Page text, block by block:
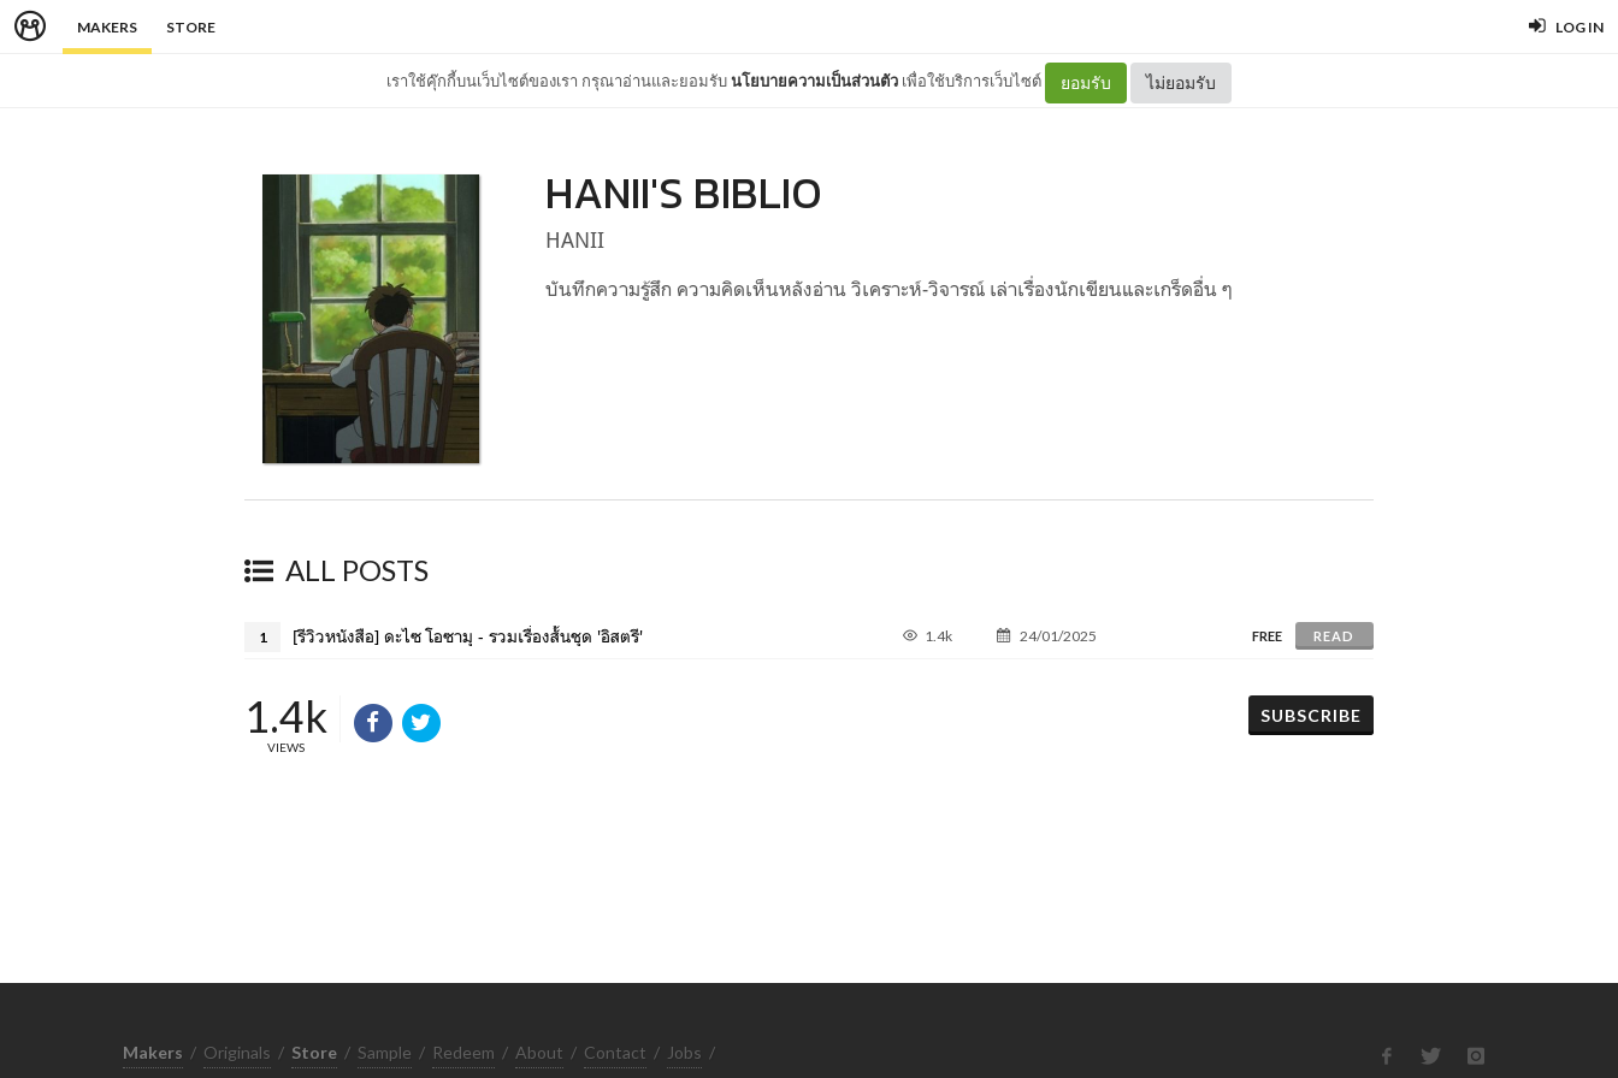
MAKERS STORE LOG IN
เราใช้คุ๊กกี้บนเว็บไซต์ของเรา กรุณาอ่านและยอมรับนโยบายความเป็นส่วนตัว เพื่อใช้บริการเว็บไซต์ ยอมรับ ไม่ยอมรับ
HANII'S BIBLIO
HANII
บันทึกความรู้สึก ความคิดเห็นหลังอ่าน วิเคราะห์-วิจารณ์ เล่าเรื่องนักเขียนและเกร็ดอื่น ๆ
ALL POSTS
1 [รีวิวหนังสือ] ดะไซ โอซามุ - รวมเรื่องสั้นชุด 'อิสตรี' 1.4k 24/01/2025 FREE READ
1.4k
VIEWS
SUBSCRIBE
Makers / Originals / Store / Sample / Redeem / About / Contact / Jobs /